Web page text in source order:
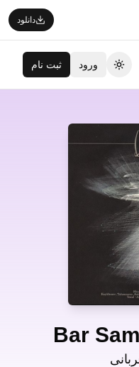
دانلود
تغییر تم
ورود ثبت نام
Bar